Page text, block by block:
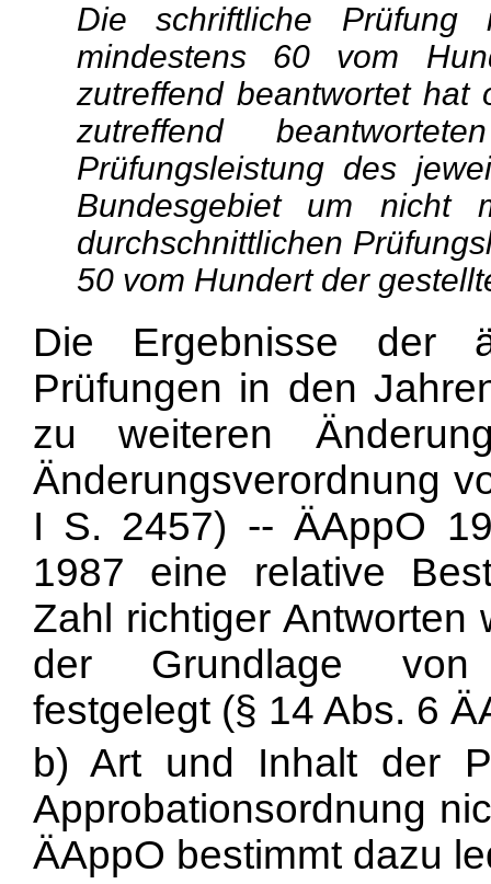
Die schriftliche
mindestens 60 vom
zutreffend beantwortet
zutreffend
Prüfungsleistung des
Bundesgebiet um
durchschnittlichen
50 vom Hundert der
Die Ergebnisse der
Prüfungen in den
zu weiteren
Änderungsverordnung
I S. 2457) -- ÄAppO
1987 eine relative
Zahl richtiger
der Grundlage von
festgelegt (§ 14 Abs. 6
b) Art und Inhalt der
Approbationsordnung
ÄAppO bestimmt dazu